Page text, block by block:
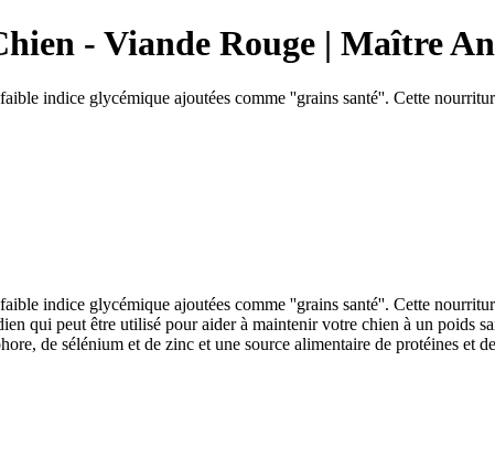
- Viande Rouge | Maître
indice glycémique ajoutées comme ''grains santé''. Cette
indice glycémique ajoutées comme ''grains santé''. Cette
qui peut être utilisé pour aider à maintenir votre chien à un poids
de sélénium et de zinc et une source alimentaire de protéines et